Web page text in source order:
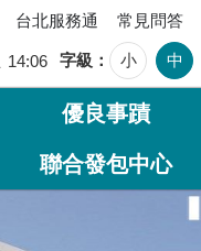
台北服務通 常見問答
14:06 字級 小 中
優良事蹟
聯合發包中心